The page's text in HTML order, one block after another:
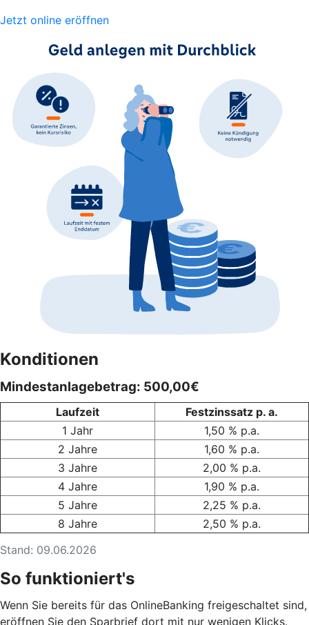
Jetzt online eröffnen
Konditionen
Mindestanlagebetrag: 500,00€
Stand: 09.06.2026
Laufzeit
Festzinssatz p. a.
1 Jahr
1,50 % p.a.
2 Jahre
1,60 % p.a.
3 Jahre
2,00 % p.a.
4 Jahre
1,90 % p.a.
5 Jahre
2,25 % p.a.
8 Jahre
2,50 % p.a.
So funktioniert's
Wenn Sie bereits für das OnlineBanking freigeschaltet sind,
eröffnen Sie den Sparbrief dort mit nur wenigen Klicks.